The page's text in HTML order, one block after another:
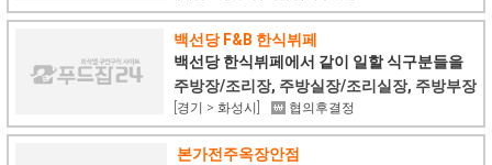
백선당 F&B 한식뷔페
백선당 한식뷔페에서 같이 일할 식구분들을
찾습니다.
주방장/조리장, 주방실장/조리실장, 주방부장
[경기 > 화성시] 협의후결정
본가전주옥장안점